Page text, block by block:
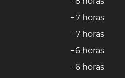
−7 horas
−7 horas
−6 horas
−6 horas